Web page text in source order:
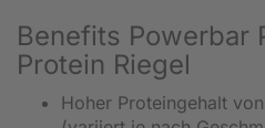
Benefits Powerbar
Protein Riegel
Hoher Proteingehalt